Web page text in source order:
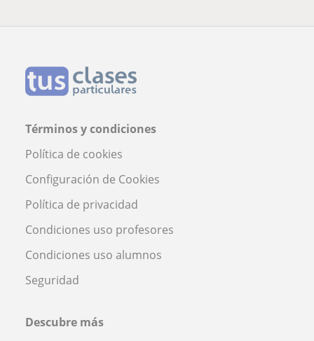
Términos y condiciones
Política de cookies
Configuración de Cookies
Política de privacidad
Condiciones uso profesores
Condiciones uso alumnos
Seguridad
Descubre más